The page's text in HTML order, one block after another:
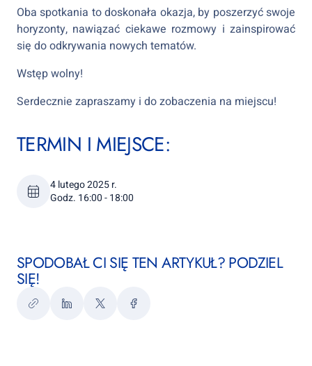
Oba spotkania to doskonała okazja, by poszerzyć swoje
horyzonty, nawiązać ciekawe rozmowy i zainspirować
się do odkrywania nowych tematów.
Wstęp wolny!
Serdecznie zapraszamy i do zobaczenia na miejscu!
TERMIN I MIEJSCE:
4 lutego 2025 r.
Godz. 16:00 - 18:00
SPODOBAŁ CI SIĘ TEN ARTYKUŁ? PODZIEL
SIĘ!
KopiujLinkedInTwitterFacebook